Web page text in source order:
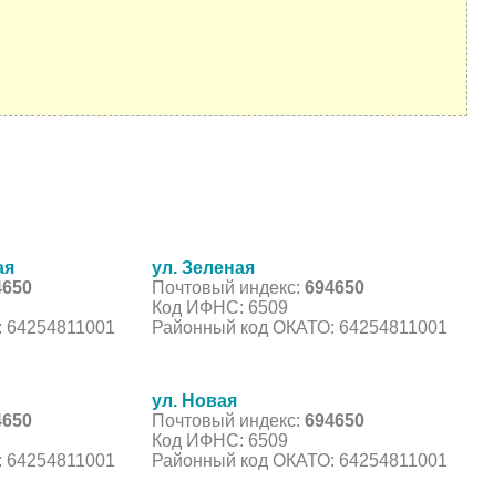
ул. Зеленая
Почтовый индекс: 694650
Код ИФНС: 6509
Районный код ОКАТО: 64254811001
ул. Новая
Почтовый индекс: 694650
Код ИФНС: 6509
Районный код ОКАТО: 64254811001